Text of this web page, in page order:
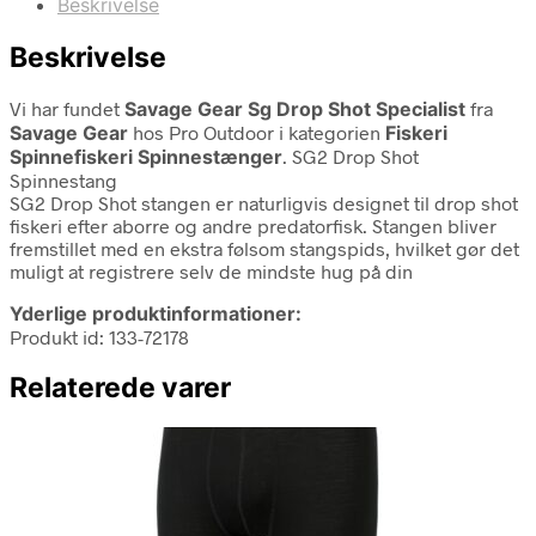
Beskrivelse
Beskrivelse
Vi har fundet Savage Gear Sg Drop Shot Specialist fra
Savage Gear hos Pro Outdoor i kategorien Fiskeri
Spinnefiskeri Spinnestænger. SG2 Drop Shot
Spinnestang
SG2 Drop Shot stangen er naturligvis designet til drop shot
fiskeri efter aborre og andre predatorfisk. Stangen bliver
fremstillet med en ekstra følsom stangspids, hvilket gør det
muligt at registrere selv de mindste hug på din
Yderlige produktinformationer:
Produkt id: 133-72178
Relaterede varer